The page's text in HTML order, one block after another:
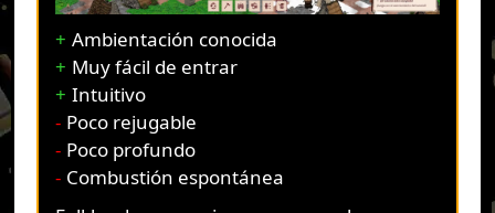
Ambientación conocida
Muy fácil de entrar
Intuitivo
Poco rejugable
Poco profundo
Combustión espontánea